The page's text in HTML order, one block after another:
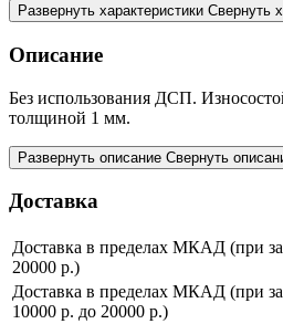
Развернуть характеристики Свернуть
Описание
Без использования ДСП.
толщиной 1 мм.
Развернуть описание Свернуть
Доставка
Доставка в пределах МКАД (при
20000 р.)
Доставка в пределах МКАД (при
10000 р. до 20000 р.)